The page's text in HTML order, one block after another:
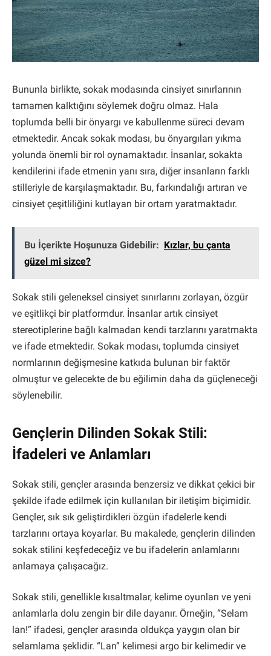
Bununla birlikte, sokak modasında cinsiyet sınırlarının
tamamen kalktığını söylemek doğru olmaz. Hala
toplumda belli bir önyargı ve kabullenme süreci devam
etmektedir. Ancak sokak modası, bu önyargıları yıkma
yolunda önemli bir rol oynamaktadır. İnsanlar, sokakta
kendilerini ifade etmenin yanı sıra, diğer insanların farklı
stilleriyle de karşılaşmaktadır. Bu, farkındalığı artıran ve
cinsiyet çeşitliliğini kutlayan bir ortam yaratmaktadır.
Bu İçerikte Hoşunuza Gidebilir: Kızlar, bu çanta
güzel mi sizce?
Sokak stili geleneksel cinsiyet sınırlarını zorlayan, özgür
ve eşitlikçi bir platformdur. İnsanlar artık cinsiyet
stereotiplerine bağlı kalmadan kendi tarzlarını yaratmakta
ve ifade etmektedir. Sokak modası, toplumda cinsiyet
normlarının değişmesine katkıda bulunan bir faktör
olmuştur ve gelecekte de bu eğilimin daha da güçleneceği
söylenebilir.
Gençlerin Dilinden Sokak Stili:
İfadeleri ve Anlamları
Sokak stili, gençler arasında benzersiz ve dikkat çekici bir
şekilde ifade edilmek için kullanılan bir iletişim biçimidir.
Gençler, sık sık geliştirdikleri özgün ifadelerle kendi
tarzlarını ortaya koyarlar. Bu makalede, gençlerin dilinden
sokak stilini keşfedeceğiz ve bu ifadelerin anlamlarını
anlamaya çalışacağız.
Sokak stili, genellikle kısaltmalar, kelime oyunları ve yeni
anlamlarla dolu zengin bir dile dayanır. Örneğin, “Selam
lan!” ifadesi, gençler arasında oldukça yaygın olan bir
selamlama şeklidir. “Lan” kelimesi argo bir kelimedir ve